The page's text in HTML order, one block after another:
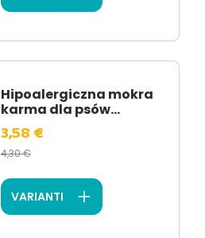
Hipoalergiczna mokra
karma dla psów...
3,58 €
4,30 €
VARIANTI